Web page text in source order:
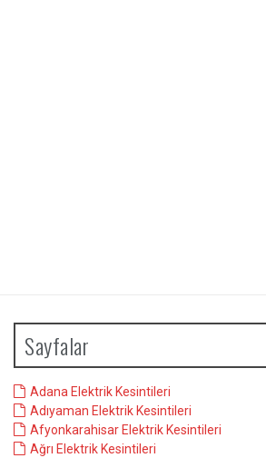
Sayfalar
Adana Elektrik Kesintileri
Adıyaman Elektrik Kesintileri
Afyonkarahisar Elektrik Kesintileri
Ağrı Elektrik Kesintileri